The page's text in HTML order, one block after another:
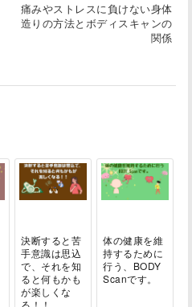
痛みやストレスに負けない身体
造りの方法とボディスキャンの
関係
決断すると苦
手意識は思込
で、それを知
ると何もかも
が楽しくな
る！！
体の健康を維
持するために
行う、BODY
Scanです。